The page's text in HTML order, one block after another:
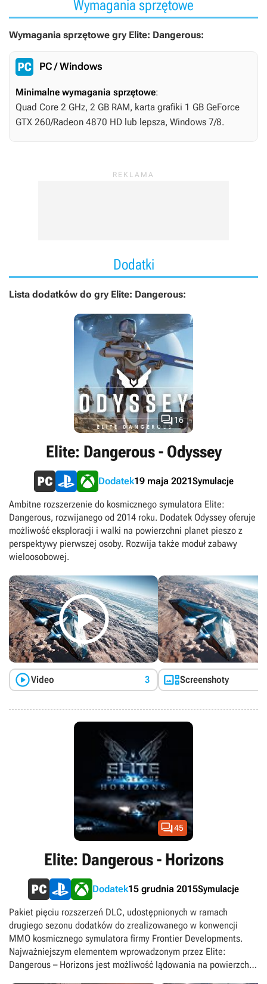
Wymagania sprzętowe
Wymagania sprzętowe gry Elite: Dangerous:
PC / Windows
Minimalne wymagania sprzętowe:
Quad Core 2 GHz, 2 GB RAM, karta grafiki 1 GB GeForce
GTX 260/Radeon 4870 HD lub lepsza, Windows 7/8.
Dodatki
Lista dodatków do gry Elite: Dangerous:
16
Elite: Dangerous - Odyssey
Dodatek19 maja 2021Symulacje
Ambitne rozszerzenie do kosmicznego symulatora Elite:
Dangerous, rozwijanego od 2014 roku. Dodatek Odyssey oferuje
możliwość eksploracji i walki na powierzchni planet pieszo z
perspektywy pierwszej osoby. Rozwija także moduł zabawy
wieloosobowej.

Video 3 Screenshoty
45
Elite: Dangerous - Horizons
Dodatek15 grudnia 2015Symulacje
Pakiet pięciu rozszerzeń DLC, udostępnionych w ramach
drugiego sezonu dodatków do zrealizowanego w konwencji
MMO kosmicznego symulatora firmy Frontier Developments.
Najważniejszym elementem wprowadzonym przez Elite:
Dangerous – Horizons jest możliwość lądowania na powierzchni